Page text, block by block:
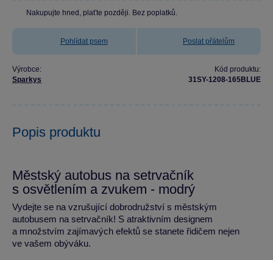
Nakupujte hned, plaťte později. Bez poplatků.
Pohlídat psem Poslat přátelům
Výrobce:
Sparkys
Kód produktu:
31SY-1208-165BLUE
Popis produktu
Městský autobus na setrvačník
s osvětlením a zvukem - modrý
Vydejte se na vzrušující dobrodružství s městským
autobusem na setrvačník! S atraktivním designem
a množstvím zajímavých efektů se stanete řidičem nejen
ve vašem obýváku.